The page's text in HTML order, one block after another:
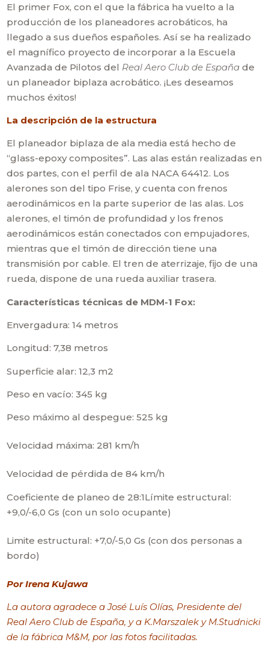
El primer Fox, con el que la fábrica ha vuelto a la
producción de los planeadores acrobáticos, ha
llegado a sus dueños españoles. Así se ha realizado
el magnífico proyecto de incorporar a la Escuela
Avanzada de Pilotos del Real Aero Club de España de
un planeador biplaza acrobático. ¡Les deseamos
muchos éxitos!
La descripción de la estructura
El planeador biplaza de ala media está hecho de
“glass-epoxy composites”. Las alas están realizadas en
dos partes, con el perfil de ala NACA 64412. Los
alerones son del tipo Frise, y cuenta con frenos
aerodinámicos en la parte superior de las alas. Los
alerones, el timón de profundidad y los frenos
aerodinámicos están conectados con empujadores,
mientras que el timón de dirección tiene una
transmisión por cable. El tren de aterrizaje, fijo de una
rueda, dispone de una rueda auxiliar trasera.
Características técnicas de MDM-1 Fox:
Envergadura: 14 metros
Longitud: 7,38 metros
Superficie alar: 12,3 m2
Peso en vacío: 345 kg
Peso máximo al despegue: 525 kg
Velocidad máxima: 281 km/h
Velocidad de pérdida de 84 km/h
Coeficiente de planeo de 28:1Límite estructural:
+9,0/-6,0 Gs (con un solo ocupante)
Limite estructural: +7,0/-5,0 Gs (con dos personas a
bordo)
Por Irena Kujawa
La autora agradece a José Luís Olías, Presidente del
Real Aero Club de España, y a K.Marszalek y M.Studnicki
de la fábrica M&M, por las fotos facilitadas.